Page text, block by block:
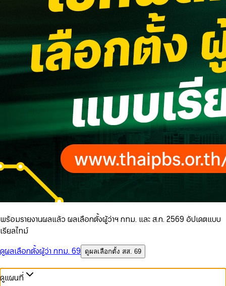
พร้อมรายงานผลแล้ว ผลเลือกตั้งผู้ว่าฯ กทม. และ ส.ก. 2569 อัปเดตแบบ
เรียลไทม์
ดูผลเลือกตั้งผู้ว่า กทม. 69
ดูผลเลือกตั้ง สส. 69
ดูแผนที่